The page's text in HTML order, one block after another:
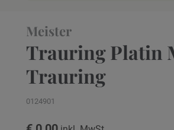
Meister
Trauring Platin
Trauring
0124901